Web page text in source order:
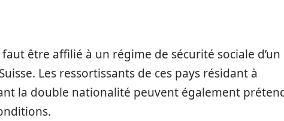
être affilié à un régime de sécurité sociale d’un
Les ressortissants de ces pays résidant à
la double nationalité peuvent également